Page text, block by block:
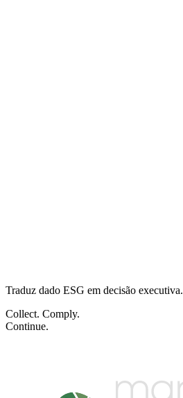
Traduz dado ESG em decisão executiva.
Collect. Comply.
Continue.